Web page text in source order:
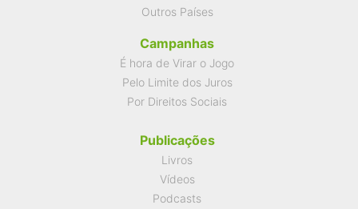
Outros Países
Campanhas
É hora de Virar o Jogo
Pelo Limite dos Juros
Por Direitos Sociais
Publicações
Livros
Vídeos
Podcasts